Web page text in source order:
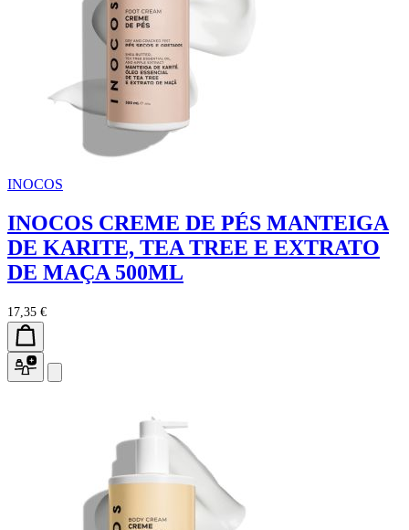
INOCOS
INOCOS CREME DE PÉS MANTEIGA
DE KARITE, TEA TREE E EXTRATO
DE MAÇA 500ML
17,35 €